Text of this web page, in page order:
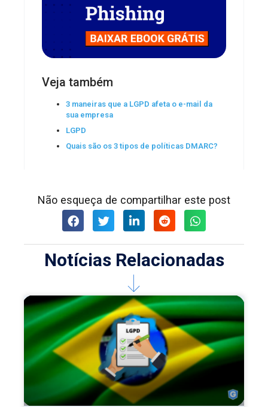
Veja também
3 maneiras que a LGPD afeta o e-mail da
sua empresa
LGPD
Quais são os 3 tipos de políticas DMARC?
Não esqueça de compartilhar este post
Notícias Relacionadas